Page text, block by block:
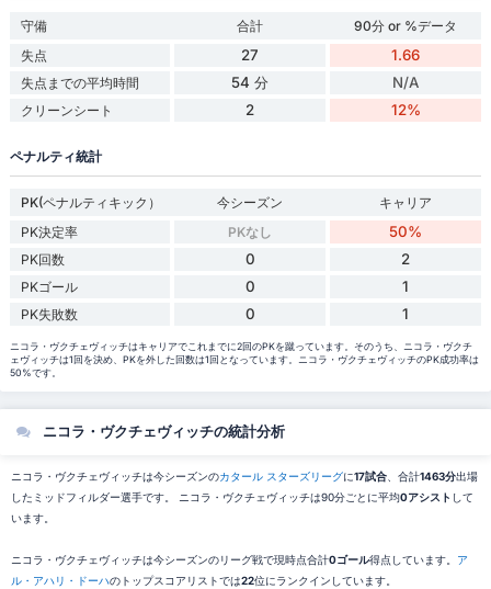
守備 合計
90分 or %データ
失点
27 1.66
失点までの平均時間 54 分 N/A
クリーンシート 2 12%
ペナルティ統計
PK(ペナルティキック） 今シーズン
キャリア
PK決定率
PKなし 50%
PK回数 0 2
PKゴール 0 1
PK失敗数 0 1
ニコラ・ヴクチェヴィッチはキャリアでこれまでに2回のPKを蹴っています。そのうち、ニコラ・ヴクチ
ェヴィッチは1回を決め、PKを外した回数は1回となっています。ニコラ・ヴクチェヴィッチのPK成功率は
50%です。
ニコラ・ヴクチェヴィッチの統計分析
ニコラ・ヴクチェヴィッチは今シーズンのカタール スターズリーグに17試合、合計1463分出場
したミッドフィルダー選手です。 ニコラ・ヴクチェヴィッチは90分ごとに平均0アシスト して
います。
ニコラ・ヴクチェヴィッチは今シーズンのリーグ戦で現時点合計0ゴール得点しています。 ア
ル・アハリ・ドーハのトップスコアリストでは22位にランクインしています。